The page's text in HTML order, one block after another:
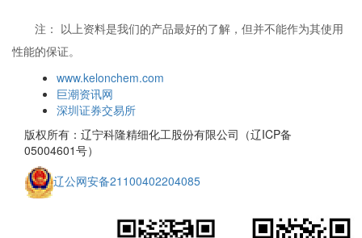
注： 以上资料是我们的产品最好的了解，但并不能作为其使用
性能的保证。
www.kelonchem.com
巨潮资讯网
深圳证券交易所
版权所有：辽宁科隆精细化工股份有限公司（辽ICP备
05004601号）
辽公网安备21100402204085